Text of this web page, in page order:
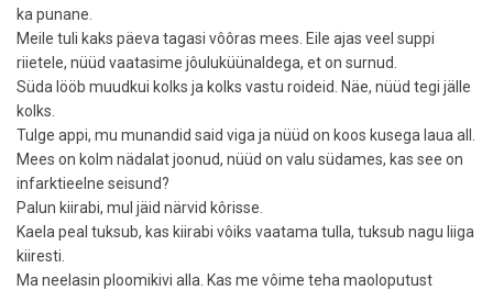
ka punane.
Meile tuli kaks päeva tagasi vôôras mees. Eile ajas veel suppi
riietele, nüüd vaatasime jôuluküünaldega, et on surnud.
Süda lööb muudkui kolks ja kolks vastu roideid. Näe, nüüd tegi jälle
kolks.
Tulge appi, mu munandid said viga ja nüüd on koos kusega laua all.
Mees on kolm nädalat joonud, nüüd on valu südames, kas see on
infarktieelne seisund?
Palun kiirabi, mul jäid närvid kôrisse.
Kaela peal tuksub, kas kiirabi vôiks vaatama tulla, tuksub nagu liiga
kiiresti.
Ma neelasin ploomikivi alla. Kas me vôime teha maoloputust